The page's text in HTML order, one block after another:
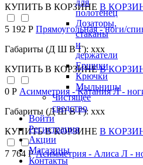
полотенец
Дозаторы,
стаканы
и
держатели
Ершики
Крючки
Мыльницы
Чистящее
средство
Войти
Регистрация
Акции
Магазины
Контакты
КУПИТЬ В КОРЗИНЕ В
5 192 Р Прямоугольная - ноги/
Габариты (Д Ш В Г): xxx
КУПИТЬ В КОРЗИНЕ В
0 Р Асимметрия - Катания Л -
Габариты (Д Ш В Г): xxx
КУПИТЬ В КОРЗИНЕ В
7 764 РАсимметрия - Алиса Л -